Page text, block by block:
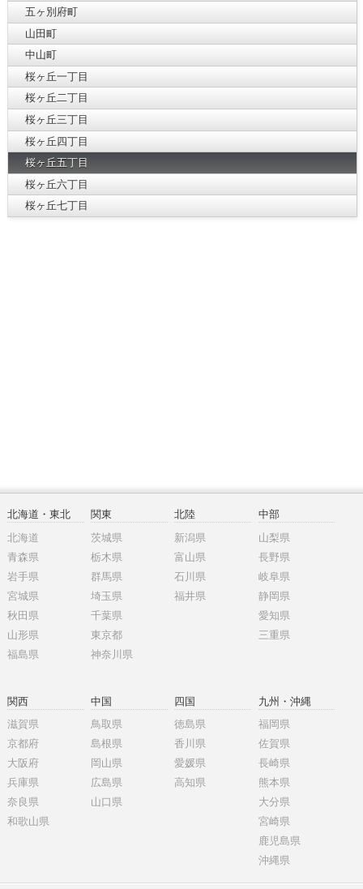
五ヶ別府町
山田町
中山町
桜ヶ丘一丁目
桜ヶ丘二丁目
桜ヶ丘三丁目
桜ヶ丘四丁目
桜ヶ丘五丁目
桜ヶ丘六丁目
桜ヶ丘七丁目
北海道・東北
北海道
青森県
岩手県
宮城県
秋田県
山形県
福島県
関東
茨城県
栃木県
群馬県
埼玉県
千葉県
東京都
神奈川県
北陸
新潟県
富山県
石川県
福井県
中部
山梨県
長野県
岐阜県
静岡県
愛知県
三重県
関西
滋賀県
京都府
大阪府
兵庫県
奈良県
和歌山県
中国
鳥取県
島根県
岡山県
広島県
山口県
四国
徳島県
香川県
愛媛県
高知県
九州・沖縄
福岡県
佐賀県
長崎県
熊本県
大分県
宮崎県
鹿児島県
沖縄県